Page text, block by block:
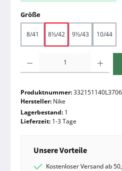
Größeauswählen
8/41 8½/42 9½/43 10/44
Produktnummer:332151140L3706
Hersteller: Nike
Lagerbestand: 1
Lieferzeit: 1-3 Tage
Unsere Vorteile
Kostenloser Versand ab